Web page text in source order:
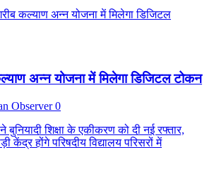
अन्न योजना में मिलेगा डिजिटल टोकन
Observer0